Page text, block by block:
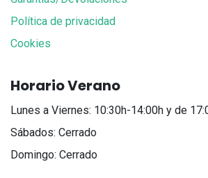
Política de privacidad
Cookies
Horario Verano
Lunes a Viernes: 10:30h-14:00h y de
Sábados: Cerrado
Domingo: Cerrado